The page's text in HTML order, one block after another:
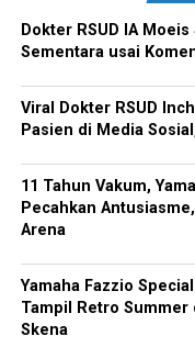
Dokter RSUD IA
Sementara usai
Viral Dokter RSUD
Pasien di Media
11 Tahun Vakum,
Pecahkan
Arena
Yamaha Fazzio
Tampil Retro Summer
Skena